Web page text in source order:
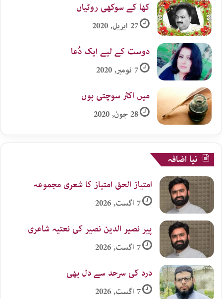
کھا کے سوکھی روٹیاں
27 اپریل, 2020
دوست کے لیے ایک دُعا
7 نومبر, 2020
میں اکثر سوچتی ہوں
28 جون, 2020
نیا اضافہ
امتیاز الحق امتیاز کا شعری مجموعہ
7 اگست, 2026
پیر نصیر الدین نصیر کی نعتیہ شاعری
7 اگست, 2026
درد کی سرحد سے دل بھی
7 اگست, 2026